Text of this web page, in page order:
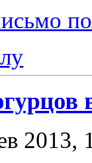
2013,